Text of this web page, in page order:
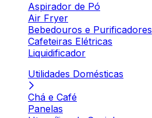
Aspirador de Pó
Air Fryer
Bebedouros e Purificadores
Cafeteiras Elétricas
Liquidificador
Utilidades Domésticas
Chá e Café
Panelas